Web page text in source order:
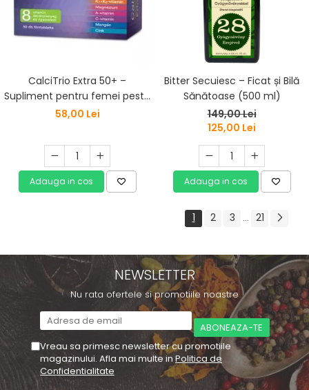
CalciTrio Extra 50+ –
Supliment pentru femei peste
50 ani, cu calciu, magneziu și
58,00 Lei
Adauga in cos
Bitter Secuiesc – Ficat și Bilă
Sănătoase (500 ml)
149,00 Lei
125,00 Lei
Adauga in cos
1 2 3 ... 21
NEWSLETTER
Nu rata ofertele si promotiile noastre
Vreau sa primesc newsletter cu promotiile
magazinului. Afla mai multe in Politica de
Confidentialitate